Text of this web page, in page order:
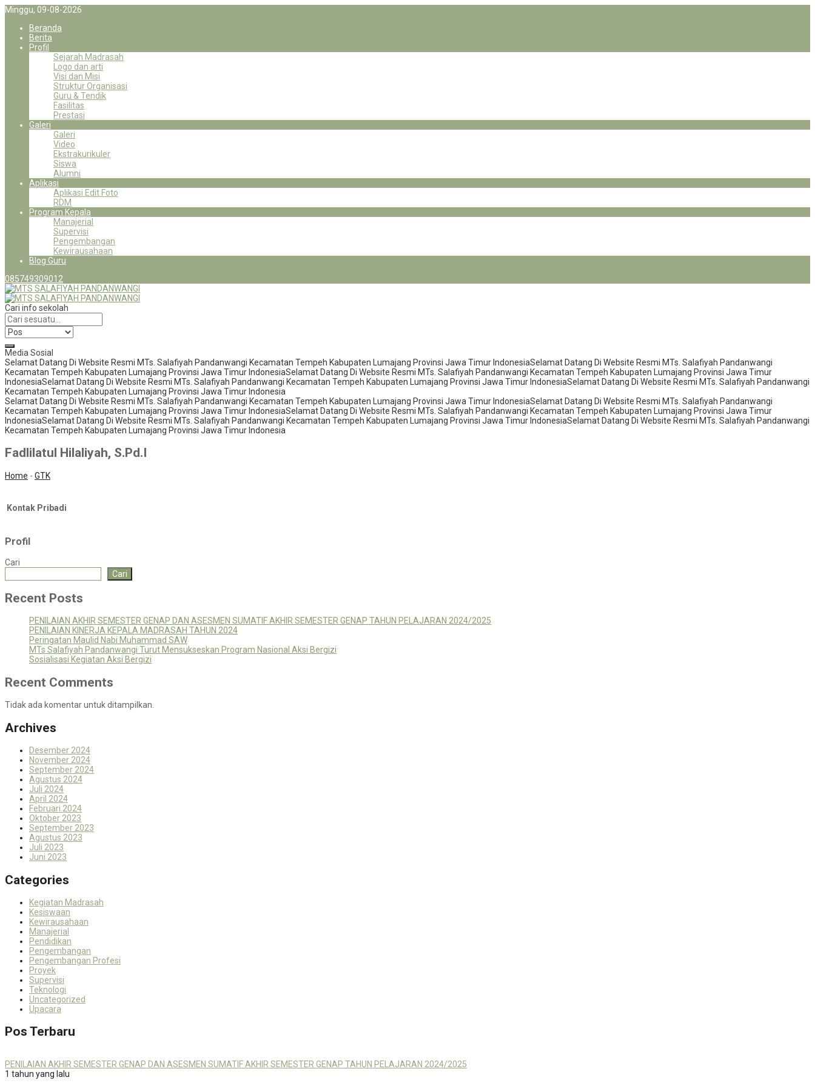
Minggu, 09-08-2026
Beranda
Berita
Profil
Sejarah Madrasah
Logo dan arti
Visi dan Misi
Struktur Organisasi
Guru & Tendik
Fasilitas
Prestasi
Galeri
Galeri
Video
Ekstrakurikuler
Siswa
Alumni
Aplikasi
Aplikasi Edit Foto
RDM
Program Kepala
Manajerial
Supervisi
Pengembangan
Kewirausahaan
Blog Guru
085749309012
Cari info sekolah
Media Sosial
Selamat Datang Di Website Resmi MTs. Salafiyah Pandanwangi Kecamatan Tempeh Kabupaten Lumajang Provinsi Jawa Timur IndonesiaSelamat Datang Di Website Resmi MTs. Salafiyah Pandanwangi
Kecamatan Tempeh Kabupaten Lumajang Provinsi Jawa Timur IndonesiaSelamat Datang Di Website Resmi MTs. Salafiyah Pandanwangi Kecamatan Tempeh Kabupaten Lumajang Provinsi Jawa Timur
IndonesiaSelamat Datang Di Website Resmi MTs. Salafiyah Pandanwangi Kecamatan Tempeh Kabupaten Lumajang Provinsi Jawa Timur IndonesiaSelamat Datang Di Website Resmi MTs. Salafiyah Pandanwangi
Kecamatan Tempeh Kabupaten Lumajang Provinsi Jawa Timur Indonesia
Selamat Datang Di Website Resmi MTs. Salafiyah Pandanwangi Kecamatan Tempeh Kabupaten Lumajang Provinsi Jawa Timur IndonesiaSelamat Datang Di Website Resmi MTs. Salafiyah Pandanwangi
Kecamatan Tempeh Kabupaten Lumajang Provinsi Jawa Timur IndonesiaSelamat Datang Di Website Resmi MTs. Salafiyah Pandanwangi Kecamatan Tempeh Kabupaten Lumajang Provinsi Jawa Timur
IndonesiaSelamat Datang Di Website Resmi MTs. Salafiyah Pandanwangi Kecamatan Tempeh Kabupaten Lumajang Provinsi Jawa Timur IndonesiaSelamat Datang Di Website Resmi MTs. Salafiyah Pandanwangi
Kecamatan Tempeh Kabupaten Lumajang Provinsi Jawa Timur Indonesia
Fadlilatul Hilaliyah, S.Pd.I
Home - GTK
Kontak Pribadi
Profil
Cari
Cari
Recent Posts
PENILAIAN AKHIR SEMESTER GENAP DAN ASESMEN SUMATIF AKHIR SEMESTER GENAP TAHUN PELAJARAN 2024/2025
PENILAIAN KINERJA KEPALA MADRASAH TAHUN 2024
Peringatan Maulid Nabi Muhammad SAW
MTs Salafiyah Pandanwangi Turut Mensukseskan Program Nasional Aksi Bergizi
Sosialisasi Kegiatan Aksi Bergizi
Recent Comments
Tidak ada komentar untuk ditampilkan.
Archives
Desember 2024
November 2024
September 2024
Agustus 2024
Juli 2024
April 2024
Februari 2024
Oktober 2023
September 2023
Agustus 2023
Juli 2023
Juni 2023
Categories
Kegiatan Madrasah
Kesiswaan
Kewirausahaan
Manajerial
Pendidikan
Pengembangan
Pengembangan Profesi
Proyek
Supervisi
Teknologi
Uncategorized
Upacara
Pos Terbaru
PENILAIAN AKHIR SEMESTER GENAP DAN ASESMEN SUMATIF AKHIR SEMESTER GENAP TAHUN PELAJARAN 2024/2025
1 tahun yang lalu